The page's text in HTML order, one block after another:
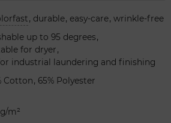
, durable, easy-care, wrinkle-free
up to 95 degrees,
for dryer,
industrial laundering and finishing
Cotton, 65% Polyester
m²